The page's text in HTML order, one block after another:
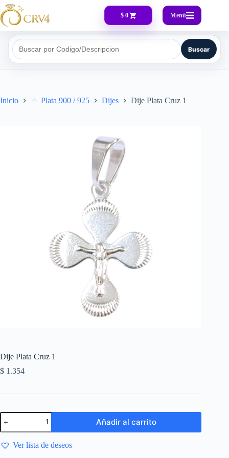
$ 0 Menú
Buscar por Codigo/Descripcion Buscar
Inicio 🔸​ Plata 900 / 925 Dijes Dije Plata Cruz 1
Dije Plata Cruz 1
$ 1.354
Añadir al carrito
Ver lista de deseos